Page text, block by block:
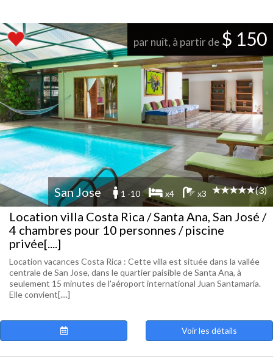
par nuit, à partir de $ 150
San Jose 1 -10 x4 x3 (3)
Location villa Costa Rica / Santa Ana, San José /
4 chambres pour 10 personnes / piscine
privée[....]
Location vacances Costa Rica : Cette villa est située dans la vallée
centrale de San Jose, dans le quartier paisible de Santa Ana, à
seulement 15 minutes de l'aéroport international Juan Santamaría.
Elle convient[....]
Voir les détails